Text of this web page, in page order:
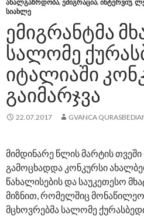
ᲐᲮᲐᲚᲒᲐᲖᲠᲓᲝᲑᲐ, ᲔᲛᲘᲒᲠᲐᲪᲘᲐ, ᲘᲜᲢᲔᲠᲕᲘᲣ,
ᲡᲘᲐᲮᲚᲔ
ᲔᲛᲘᲒᲠᲐᲜᲢᲛᲐ
ᲡᲐᲚᲝᲛᲔ
ᲘᲢᲐᲚᲘᲐᲨᲘ
ᲒᲐᲘᲛᲐᲠᲯᲕᲐ
22.07.2017 GVANCA
მიმდინარე წლის მარტის
გამოცხადდა კონკურსი
წახალისების და საუკეთესო
მიზნით, რომელშიც
მცხოვრებმა სალომე